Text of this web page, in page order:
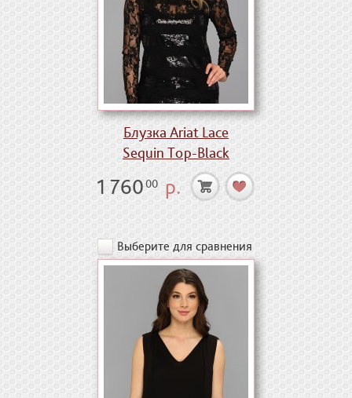
Блузка Ariat Lace
Sequin Top-Black
1 76000 р.
Выберите для сравнения